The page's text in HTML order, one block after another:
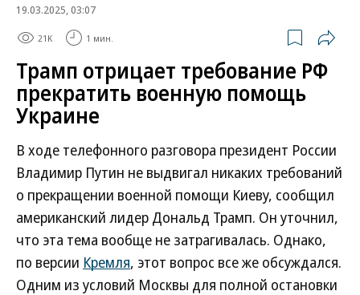
19.03.2025, 03:07
21K 1 мин.
Трамп отрицает требование РФ
прекратить военную помощь
Украине
В ходе телефонного разговора президент России
Владимир Путин не выдвигал никаких требований
о прекращении военной помощи Киеву, сообщил
американский лидер Дональд Трамп. Он уточнил,
что эта тема вообще не затрагивалась. Однако,
по версии Кремля, этот вопрос все же обсуждался.
Одним из условий Москвы для полной остановки